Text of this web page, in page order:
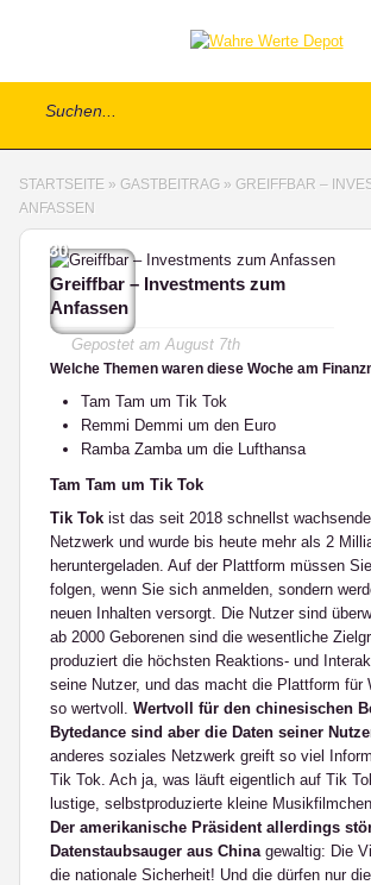
STARTSEITE » GASTBEITRAG » GREIFFBAR –
ANFASSEN
30
Greiffbar – Investments zum
Anfassen
Gepostet amAugust 7th
Welche Themen waren diese Woche am
Tam Tam um Tik Tok
Remmi Demmi um den Euro
Ramba Zamba um die Lufthansa
Tam Tam um Tik Tok
Tik Tok ist das seit 2018 schnellst
Netzwerk und wurde bis heute mehr als 2
heruntergeladen. Auf der Plattform müssen
folgen, wenn Sie sich anmelden, sondern
neuen Inhalten versorgt. Die Nutzer sind
ab 2000 Geborenen sind die wesentliche
produziert die höchsten Reaktions- und
seine Nutzer, und das macht die Plattform für
so wertvoll. Wertvoll für den chinesischen
Bytedance sind aber die Daten seiner
anderes soziales Netzwerk greift so viel
Tik Tok. Ach ja, was läuft eigentlich auf Tik
lustige, selbstproduzierte kleine
Der amerikanische Präsident allerdings
Datenstaubsauger aus China gewaltig: Die
die nationale Sicherheit! Und die dürfen nur